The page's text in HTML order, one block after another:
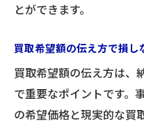
とができます。
買取希望額の伝え方で損し
買取希望額の伝え方は、
で重要なポイントです。
の希望価格と現実的な買